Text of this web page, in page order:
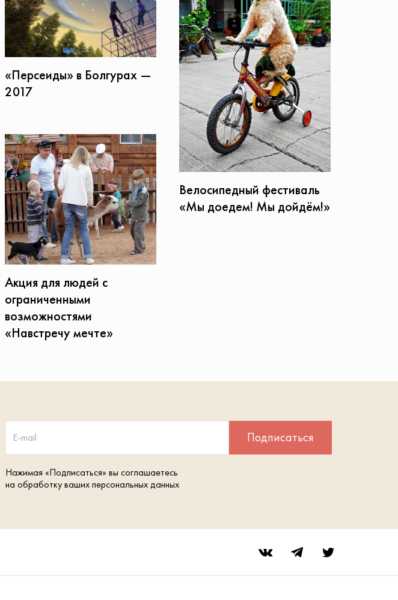
«Персеиды» в Болгурах —
2017
Велосипедный фестиваль
«Мы доедем! Мы дойдём!»
Акция для людей с
ограниченными
возможностями
«Навстречу мечте»
E-mail Подписаться
Нажимая «Подписаться» вы соглашаетесь
на обработку ваших персональных данных